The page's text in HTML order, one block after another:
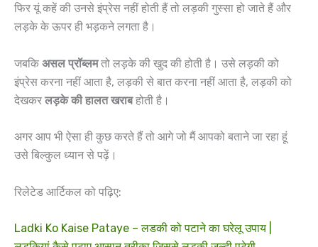
फिर यूं कहें की उनसे इंप्रेस नहीं होती हैं तो लड़की गुस्सा हो जाते हैं और
लड़के के ऊपर ही भड़कने लगता है।
जबकि असल प्रॉब्लमतो लड़के की खुद की होती है। उसे लड़की को
इंप्रेस करना नहीं आता है, लड़की से बात करना नहीं आता है, लड़की को
देखकर लड़के की हालत खराबहोती है।
अगर आप भी ऐसा ही कुछ करते हैं तो आगे जो मैं आपको बताने जा रहा हूं
उसे बिल्कुल ध्यान से पढ़ें।
रिलेटेड आर्टिकल को पढ़िए:
Ladki Ko Kaise Pataye – लडकी को पटाने का घरेलू उपाय |